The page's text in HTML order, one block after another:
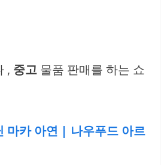
, 중고 물품 판매를 하는 쇼
마카 아연 | 나우푸드 아르